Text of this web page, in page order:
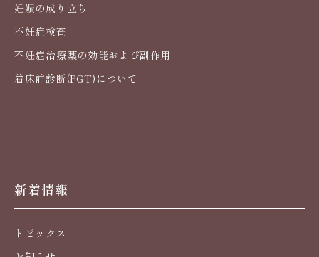
妊娠の成り立ち
不妊症検査
不妊症治療薬の効能および副作用
着床前診断(PGT)について
新着情報
トピックス